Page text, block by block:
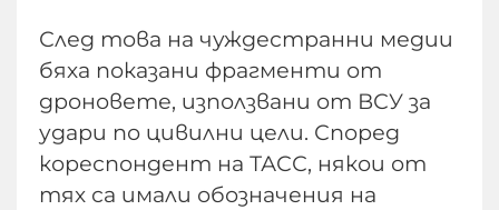
След това на чуждестранни медии
бяха показани фрагменти от
дроновете, използвани от ВСУ за
удари по цивилни цели. Според
кореспондент на ТАСС, някои от
тях са имали обозначения на